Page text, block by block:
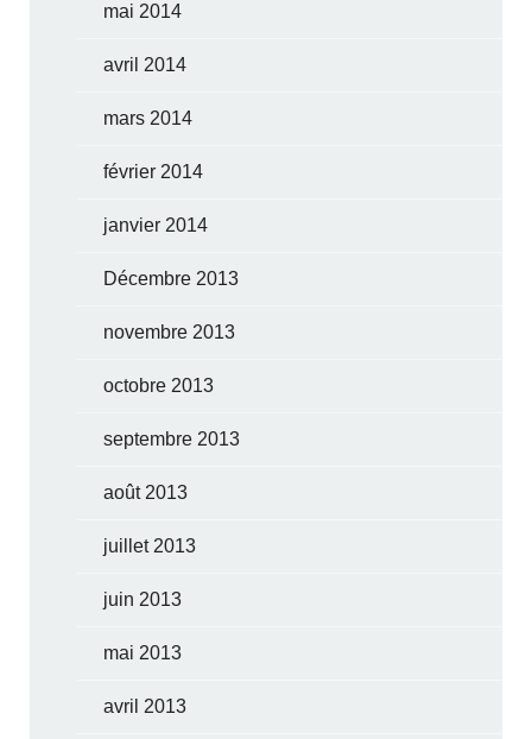
mai 2014
avril 2014
mars 2014
février 2014
janvier 2014
Décembre 2013
novembre 2013
octobre 2013
septembre 2013
août 2013
juillet 2013
juin 2013
mai 2013
avril 2013